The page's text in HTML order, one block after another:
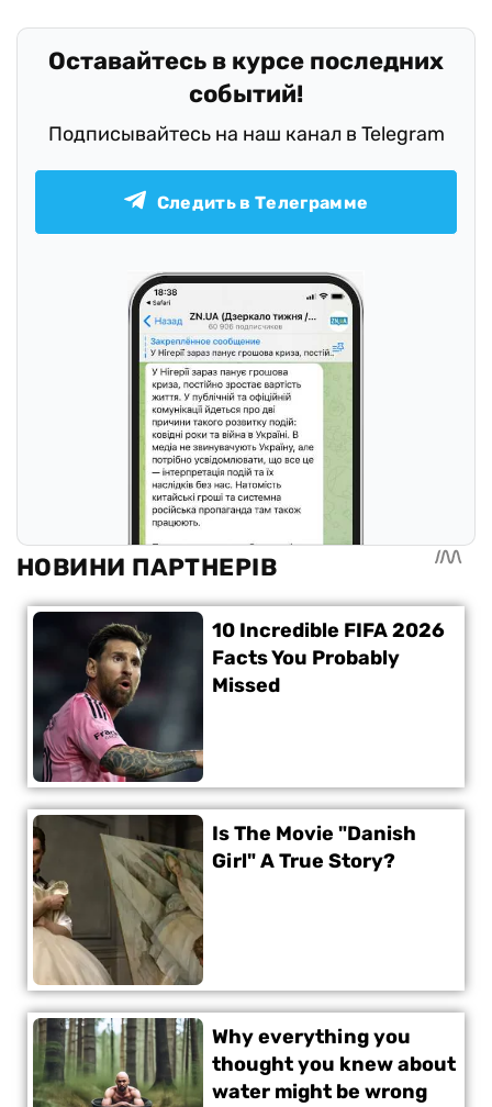
Оставайтесь в курсе последних
событий!
Подписывайтесь на наш канал в Telegram
Следить в Телеграмме